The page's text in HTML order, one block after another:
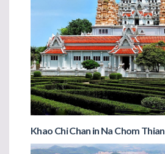
Khao Chi Chan in Na Chom Thian